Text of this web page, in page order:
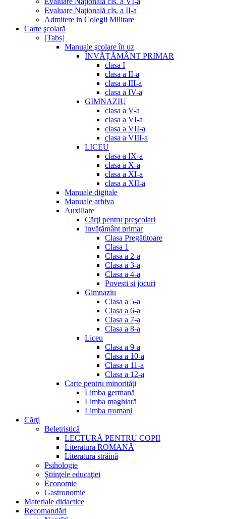
Evaluare Naţională cls. a II-a
Admitere in Colegii Militare
Carte şcolară
[Tabs]
Manuale şcolare în uz
ÎNVĂȚĂMÂNT PRIMAR
clasa I
clasa a II-a
clasa a III-a
clasa a IV-a
GIMNAZIU
clasa a V-a
clasa a VI-a
clasa a VII-a
clasa a VIII-a
LICEU
clasa a IX-a
clasa a X-a
clasa a XI-a
clasa a XII-a
Manuale digitale
Manuale arhiva
Auxiliare
Cărţi pentru preşcolari
Invățământ primar
Clasa Pregătitoare
Clasa 1
Clasa a 2-a
Clasa a 3-a
Clasa a 4-a
Povesti si jocuri
Gimnaziu
Clasa a 5-a
Clasa a 6-a
Clasa a 7-a
Clasa a 8-a
Liceu
Clasa a 9-a
Clasa a 10-a
Clasa a 11-a
Clasa a 12-a
Carte pentru minorităţi
Limba germană
Limba maghiară
Limba rromani
Cărţi
Beletristică
LECTURĂ PENTRU COPII
Literatura ROMANĂ
Literatura străină
Psihologie
Ştiinţele educaţiei
Economie
Gastronomie
Materiale didactice
Recomandări